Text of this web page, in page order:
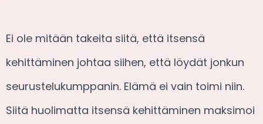
Ei ole mitään takeita siitä, että itsensä
kehittäminen johtaa siihen, että löydät jonkun
seurustelukumppanin. Elämä ei vain toimi niin.
Siitä huolimatta itsensä kehittäminen maksimoi